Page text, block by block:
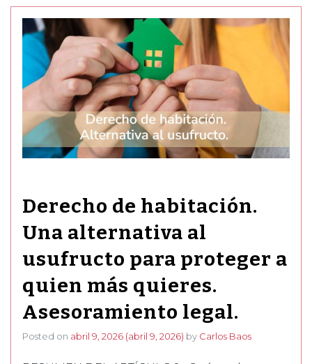
Derecho de habitación.
Una alternativa al
usufructo para proteger a
quien más quieres.
Asesoramiento legal.
Posted on abril 9, 2026 (abril 9, 2026) by Carlos Baos